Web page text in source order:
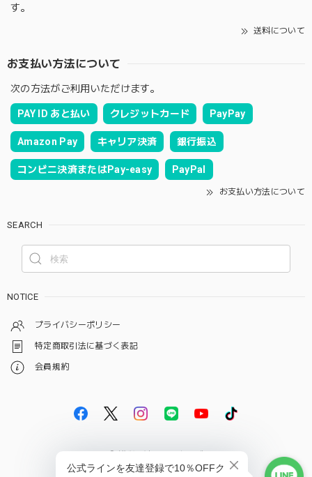
す。
送料について
お支払い方法について
次の方法がご利用いただけます。
PAY ID あと払い クレジットカード PayPay
Amazon Pay キャリア決済 銀行振込
コンビニ決済またはPay-easy PayPal
お支払い方法について
SEARCH
NOTICE
プライバシーポリシー
特定商取引法に基づく表記
会員規約
© 雑貨屋はらペコクラブ